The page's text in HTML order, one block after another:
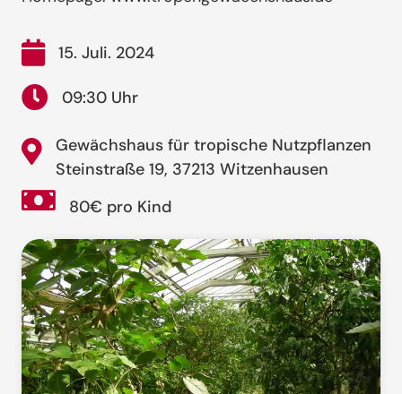
15. Juli. 2024
09:30 Uhr
Gewächshaus für tropische Nutzpflanzen
Steinstraße 19, 37213 Witzenhausen
80€ pro Kind